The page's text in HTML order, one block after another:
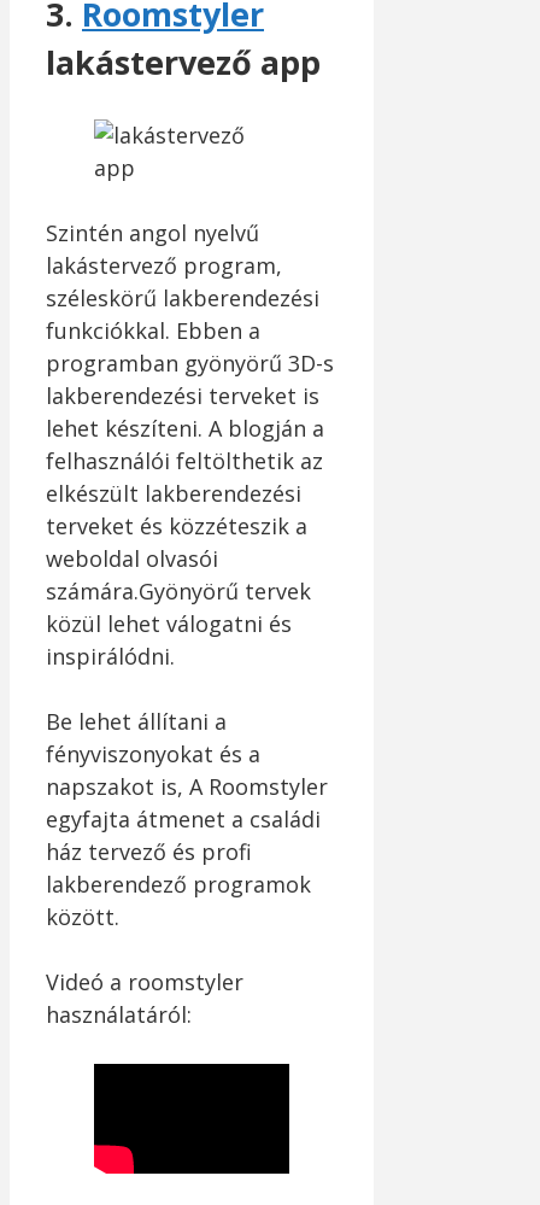
3. Roomstyler
lakástervező app
Szintén angol nyelvű
lakástervező program,
széleskörű lakberendezési
funkciókkal. Ebben a
programban gyönyörű 3D-s
lakberendezési terveket is
lehet készíteni. A blogján a
felhasználói feltölthetik az
elkészült lakberendezési
terveket és közzéteszik a
weboldal olvasói
számára.Gyönyörű tervek
közül lehet válogatni és
inspirálódni.
Be lehet állítani a
fényviszonyokat és a
napszakot is, A Roomstyler
egyfajta átmenet a családi
ház tervező és profi
lakberendező programok
között.
Videó a roomstyler
használatáról: